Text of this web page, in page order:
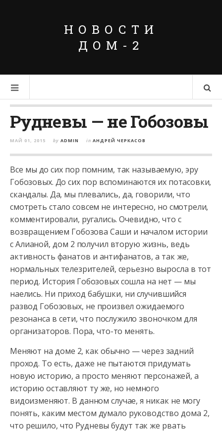
НОВОСТИ
ДОМ-2
Рудневы — не Гобозовы
МАЙ 01, 2015 by ADMIN in АНДРЕЙ ЧЕРКАСОВ
Все мы до сих пор помним, так называемую, эру
Гобозовых. До сих пор вспоминаются их потасовки,
скандалы. Да, мы плевались, да, говорили, что
смотреть стало совсем не интересно, но смотрели,
комментировали, ругались. Очевидно, что с
возвращением Гобозова Саши и началом истории
с Алианой, дом 2 получил вторую жизнь, ведь
активность фанатов и антифанатов, а так же,
нормальных телезрителей, серьезно выросла в тот
период. История Гобозовых сошла на нет — мы
наелись. Ни приход бабушки, ни случившийся
развод Гобозовых, не произвел ожидаемого
резонанса в сети, что послужило звоночком для
организаторов. Пора, что-то менять.
Меняют на доме 2, как обычно — через задний
проход. То есть, даже не пытаются придумать
новую историю, а просто меняют персонажей, а
историю оставляют ту же, но немного
видоизменяют. В данном случае, я никак не могу
понять, каким местом думало руководство дома 2,
что решило, что Рудневы будут так же рвать